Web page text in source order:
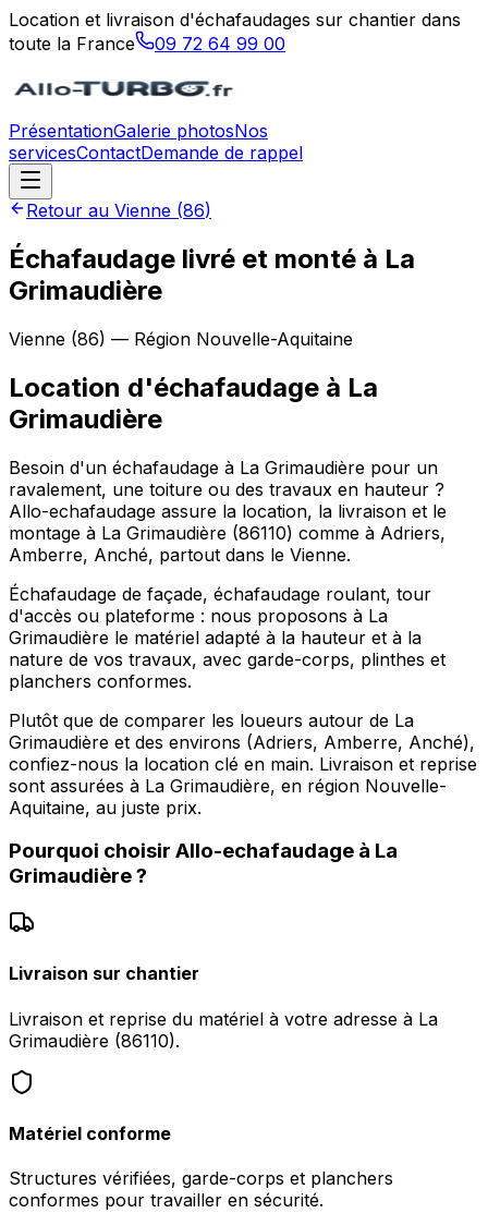
Location et livraison d'échafaudages sur chantier dans
toute la France
09 72 64 99 00
PrésentationGalerie photosNos
servicesContactDemande de rappel
Retour au Vienne (86)
Échafaudage livré et monté à La
Grimaudière
Vienne (86) — Région Nouvelle-Aquitaine
Location d'échafaudage à La
Grimaudière
Besoin d'un échafaudage à La Grimaudière pour un
ravalement, une toiture ou des travaux en hauteur ?
Allo-echafaudage assure la location, la livraison et le
montage à La Grimaudière (86110) comme à Adriers,
Amberre, Anché, partout dans le Vienne.
Échafaudage de façade, échafaudage roulant, tour
d'accès ou plateforme : nous proposons à La
Grimaudière le matériel adapté à la hauteur et à la
nature de vos travaux, avec garde-corps, plinthes et
planchers conformes.
Plutôt que de comparer les loueurs autour de La
Grimaudière et des environs (Adriers, Amberre, Anché),
confiez-nous la location clé en main. Livraison et reprise
sont assurées à La Grimaudière, en région Nouvelle-
Aquitaine, au juste prix.
Pourquoi choisir Allo-echafaudage à La
Grimaudière?
Livraison sur chantier
Livraison et reprise du matériel à votre adresse à La
Grimaudière (86110).
Matériel conforme
Structures vérifiées, garde-corps et planchers
conformes pour travailler en sécurité.